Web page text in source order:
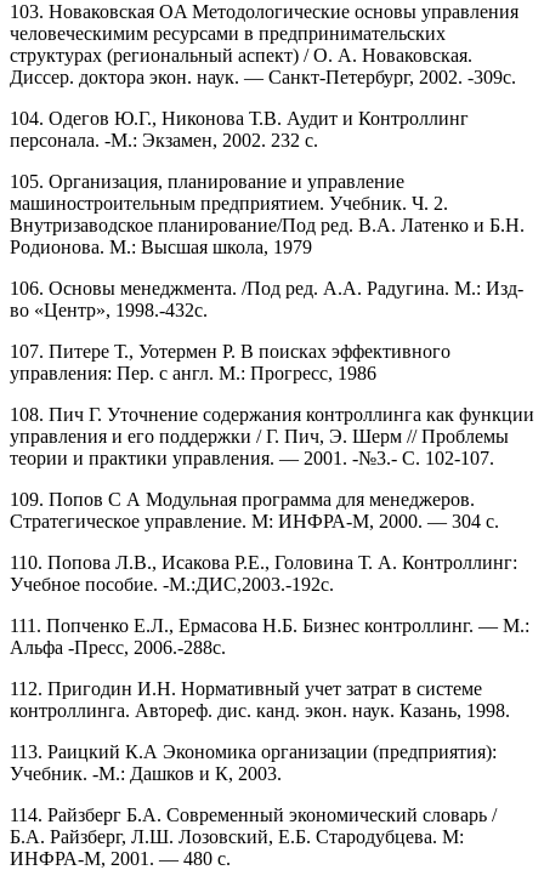
103. Новаковская OA Методологические основы управления
человеческимим ресурсами в предпринимательских
структурах (региональный аспект) / О. А. Новаковская.
Диссер. доктора экон. наук. — Санкт-Петербург, 2002. -309с.
104. Одегов Ю.Г., Никонова Т.В. Аудит и Контроллинг
персонала. -М.: Экзамен, 2002. 232 с.
105. Организация, планирование и управление
машиностроительным предприятием. Учебник. Ч. 2.
Внутризаводское планирование/Под ред. В.А. Латенко и Б.Н.
Родионова. М.: Высшая школа, 1979
106. Основы менеджмента. /Под ред. А.А. Радугина. М.: Изд-
во «Центр», 1998.-432с.
107. Питере Т., Уотермен Р. В поисках эффективного
управления: Пер. с англ. М.: Прогресс, 1986
108. Пич Г. Уточнение содержания контроллинга как функции
управления и его поддержки / Г. Пич, Э. Шерм // Проблемы
теории и практики управления. — 2001. -№3.- С. 102-107.
109. Попов С А Модульная программа для менеджеров.
Стратегическое управление. М: ИНФРА-М, 2000. — 304 с.
110. Попова Л.В., Исакова Р.Е., Головина Т. А. Контроллинг:
Учебное пособие. -М.:ДИС,2003.-192с.
111. Попченко Е.Л., Ермасова Н.Б. Бизнес контроллинг. — М.:
Альфа -Пресс, 2006.-288с.
112. Пригодин И.Н. Нормативный учет затрат в системе
контроллинга. Автореф. дис. канд. экон. наук. Казань, 1998.
113. Раицкий К.А Экономика организации (предприятия):
Учебник. -М.: Дашков и К, 2003.
114. Райзберг Б.А. Современный экономический словарь /
Б.А. Райзберг, Л.Ш. Лозовский, Е.Б. Стародубцева. М:
ИНФРА-М, 2001. — 480 с.